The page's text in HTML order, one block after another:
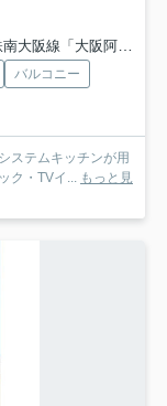
阪線「大阪阿部野橋」駅 徒歩10分
バルコニー
ステムキッチンが用
ク・TVイ... もっと見